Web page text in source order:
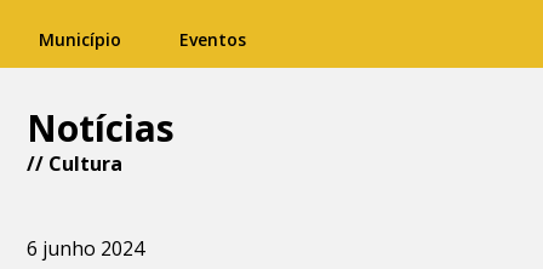
Município Eventos
Notícias
// Cultura
6 junho 2024